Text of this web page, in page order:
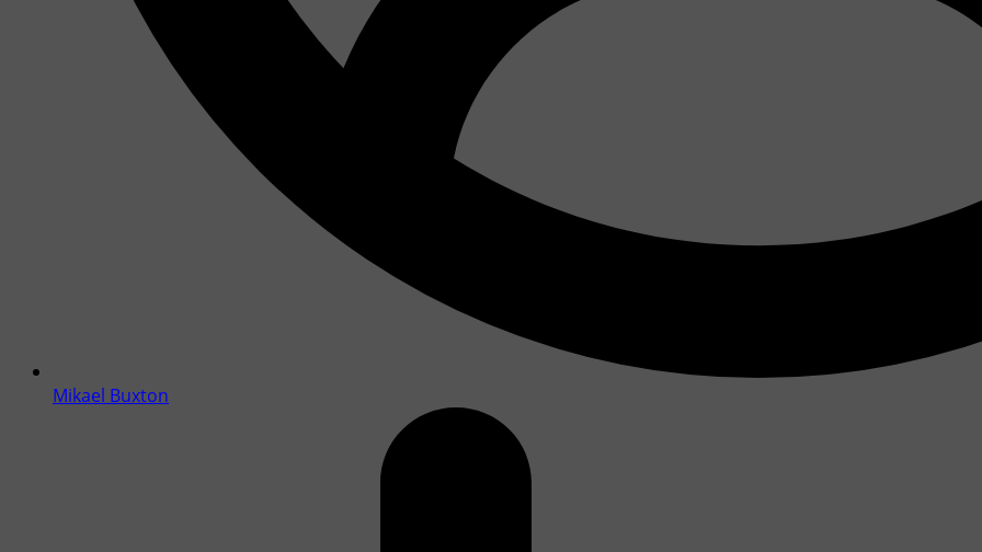
Mikael Buxton